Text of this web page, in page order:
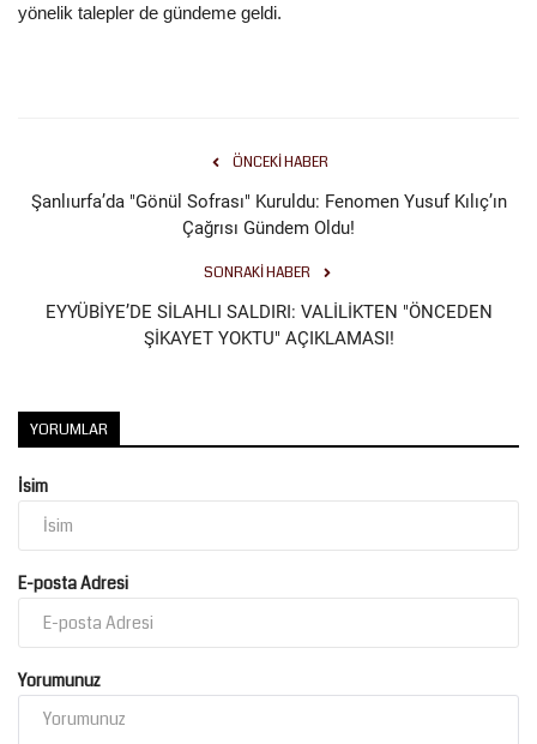
yönelik talepler de gündeme geldi.
ÖNCEKI HABER
Şanlıurfa’da "Gönül Sofrası" Kuruldu: Fenomen Yusuf Kılıç’ın
Çağrısı Gündem Oldu!
SONRAKI HABER
EYYÜBİYE’DE SİLAHLI SALDIRI: VALİLİKTEN "ÖNCEDEN
ŞİKAYET YOKTU" AÇIKLAMASI!
YORUMLAR
İsim
E-posta Adresi
Yorumunuz